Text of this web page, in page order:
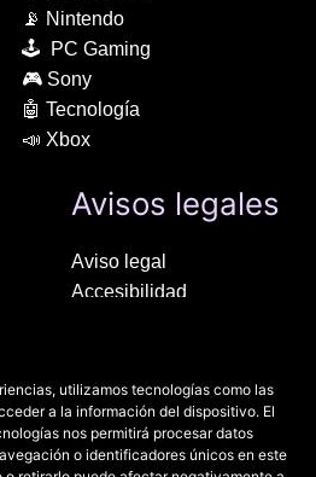
utilizamos tecnologías como las
a la información del dispositivo. El
nos permitirá procesar datos
o identificadores únicos en este
📡 Nintendo
🕹 PC Gaming
🎮 Sony
🤖 Tecnología
📣 Xbox
Avisos legales
Aviso legal
Accesibilidad
Política de privacidad